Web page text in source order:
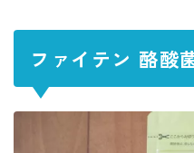
ファイテン 酪酸